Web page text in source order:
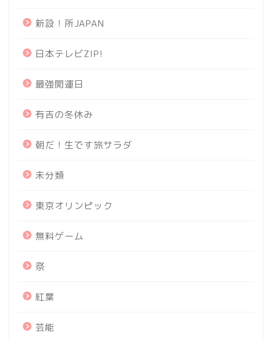
新設！所JAPAN
日本テレビZIP!
最強開運日
有吉の冬休み
朝だ！生です旅サラダ
未分類
東京オリンピック
無料ゲーム
祭
紅葉
芸能